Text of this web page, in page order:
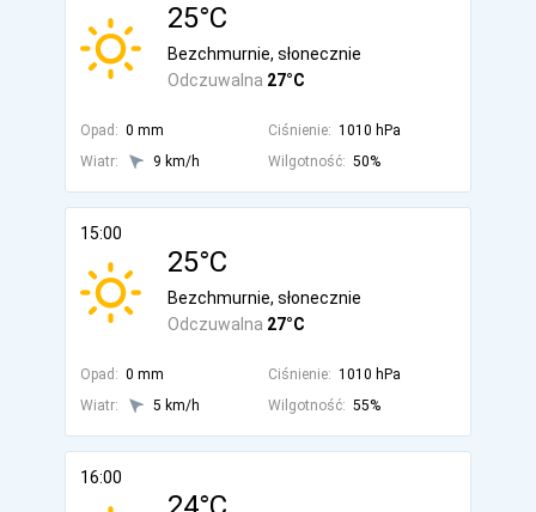
25°C
Odczuwalna 27°C
Bezchmurnie, słonecznie
Opad: 0 mm Ciśnienie: 1010 hPa
Wiatr:
9 km/h Wilgotność: 50%
15:00
25°C
Odczuwalna 27°C
Bezchmurnie, słonecznie
Opad: 0 mm Ciśnienie: 1010 hPa
Wiatr:
5 km/h Wilgotność: 55%
16:00